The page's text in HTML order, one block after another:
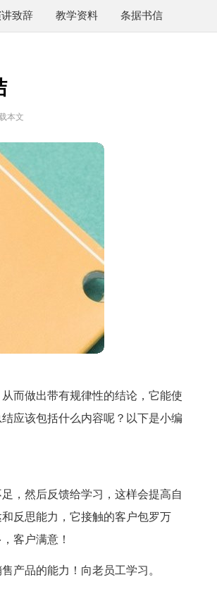
致辞 教学资料 条据书信
本文
而做出带有规律性的结论，它能使
应该包括什么内容呢？以下是小编
，然后反馈给学习，这样会提高自
反思能力，它接触的客户包罗万
客户满意！
产品的能力！向老员工学习。